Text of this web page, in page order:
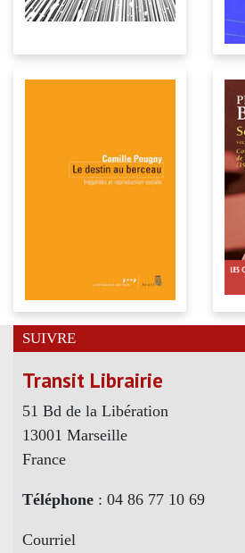
SUIVRE
Transit Librairie
51 Bd de la Libération
13001 Marseille
France
Téléphone : 04 86 77 10 69
Courriel